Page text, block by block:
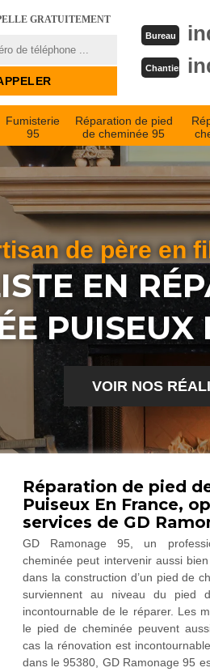
GRATUITEMENT
Bureau
Chantier
Fumisterie
95
Réparation de pied
de cheminée 95
de père en
EN
VOIR NOS
Réparation de pied
Puiseux En France,
services de GD
GD Ramonage 95, un
cheminée peut intervenir aussi
dans la construction d’un pied de
surviennent au niveau du pied
incontournable de le réparer. Les
le pied de cheminée peuvent
cas la rénovation est
dans le 95380, GD Ramonage 95